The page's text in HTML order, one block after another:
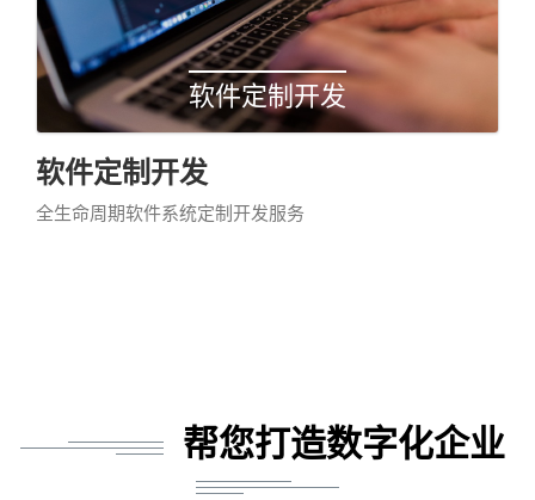
软件定制开发
软件定制开发
全生命周期软件系统定制开发服务
帮您打造数字化企业